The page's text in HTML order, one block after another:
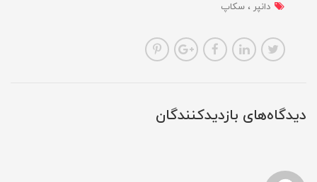
دانپر
سکاپ
دیدگاه‌های بازدیدکنندگان